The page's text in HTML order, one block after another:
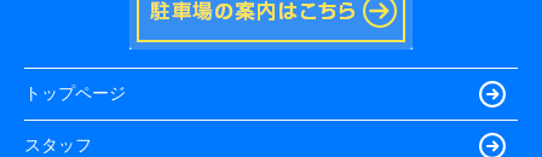
トップページ
スタッフ